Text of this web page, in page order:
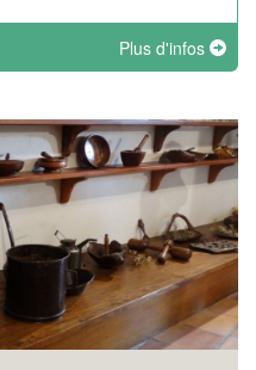
Plus d'infos